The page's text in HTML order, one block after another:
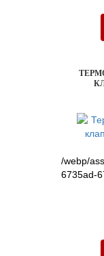
/webp/
6735ad-